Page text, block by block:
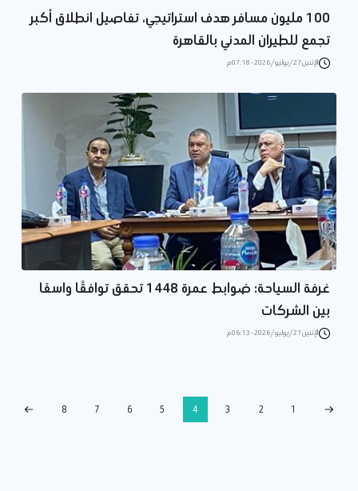
100 مليون مسافر هدف استراتيجي، تفاصيل انطلاق أكبر
تجمع للطيران المدني بالقاهرة
الإثنين 27/يوليو/2026 - 07:18 م
غرفة السياحة: ضوابط عمرة 1448 تحقق توافقًا واسعًا
بين الشركات
الإثنين 27/يوليو/2026 - 06:13 م
1
2
3
4
5
6
7
8